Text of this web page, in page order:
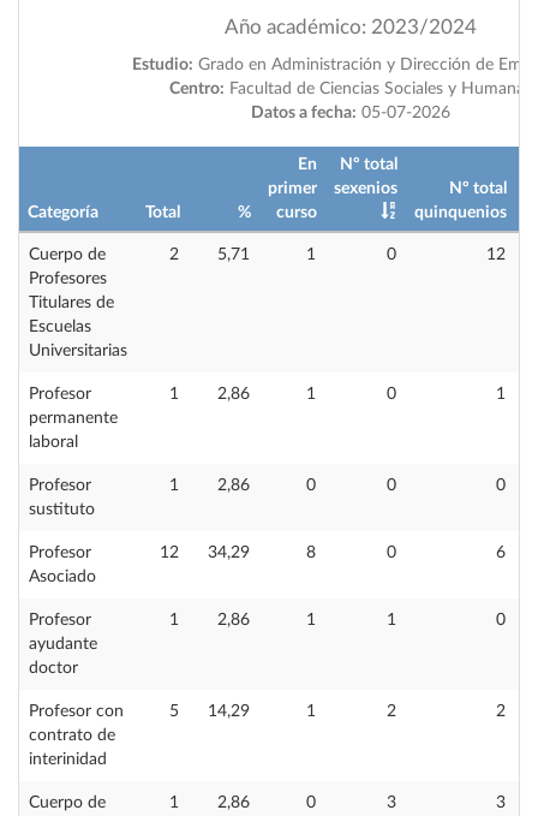
Año académico: 2023/2024
Estudio: Grado en Administración y Dirección de
Centro: Facultad de Ciencias Sociales y Humanas
Datos a fecha: 05-07-2026
Categoría Total %
En
primer
curso
Nº total
sexenios
Nº total
quinquenios
Cuerpo de
Profesores
Titulares de
Escuelas
Universitarias
2 5,71 1 0 12
Profesor
permanente
laboral
1 2,86 1 0 1
Profesor
sustituto
1 2,86 0 0 0
Profesor
Asociado
12 34,29 8 0 6
Profesor
ayudante
doctor
1 2,86 1 1 0
Profesor con
contrato de
interinidad
5 14,29 1 2 2
Cuerpo de
1 2,86 0 3 3